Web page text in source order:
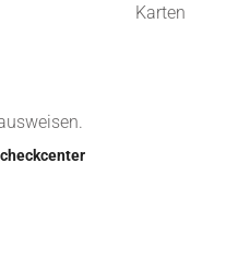
Karten
checkcenter